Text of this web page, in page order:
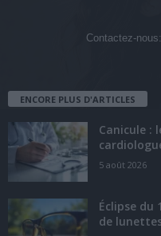
Contactez-nous:
ENCORE PLUS D'ARTICLES
Canicule :
5 août 2026
Éclipse
de